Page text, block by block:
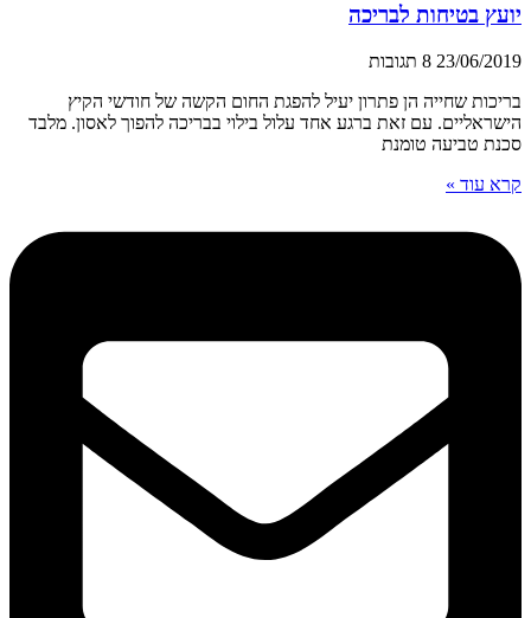
יועץ בטיחות לבריכה
23/06/2019 8 תגובות
בריכות שחייה הן פתרון יעיל להפגת החום הקשה של חודשי הקיץ
הישראליים. עם זאת ברגע אחד עלול בילוי בבריכה להפוך לאסון. מלבד
סכנת טביעה טומנת
קרא עוד »